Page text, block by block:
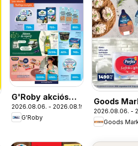
G'Roby akciós
újság
2026.08.06. - 2026.08.19.
G'Roby
Goods
akciós
2026.08.06. -
Goods